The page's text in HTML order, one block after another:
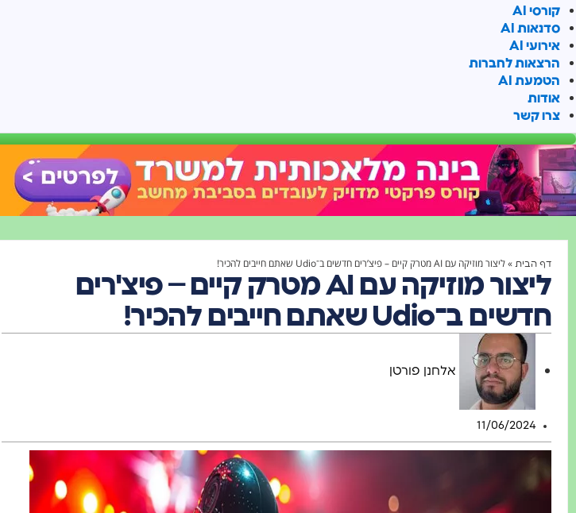
קורסי AI
סדנאות AI
אירועי AI
הרצאות לחברות
הטמעת AI
אודות
צרו קשר
דף הבית »ליצור מוזיקה עם AI מטרק קיים – פיצ’רים חדשים ב־Udio שאתם חייבים להכיר!
ליצור מוזיקה עם AI מטרק קיים – פיצ'רים
חדשים ב־Udio שאתם חייבים להכיר!
אלחנן פורטן
11/06/2024